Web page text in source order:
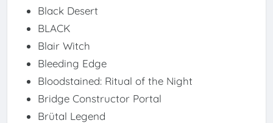
Black Desert
BLACK
Blair Witch
Bleeding Edge
Bloodstained: Ritual of the Night
Bridge Constructor Portal
Brütal Legend